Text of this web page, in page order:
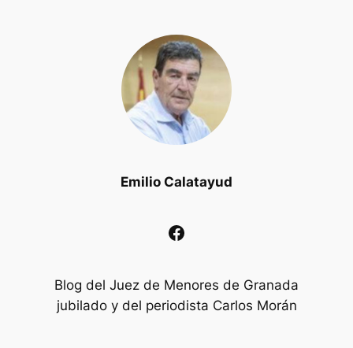
Emilio Calatayud
Facebook
Blog del Juez de Menores de Granada
jubilado y del periodista Carlos Morán